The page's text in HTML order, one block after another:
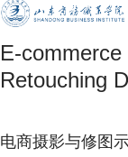
E-
Retouching
电商摄影与修图